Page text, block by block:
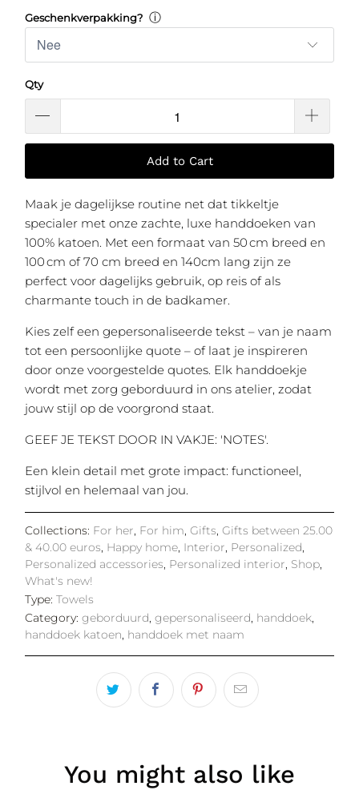
Geschenkverpakking? ⓘ
Qty
Add to Cart
Maak je dagelijkse routine net dat tikkeltje
specialer met onze zachte, luxe handdoeken van
100% katoen. Met een formaat van 50 cm breed en
100 cm of 70 cm breed en 140cm lang zijn ze
perfect voor dagelijks gebruik, op reis of als
charmante touch in de badkamer.
Kies zelf een gepersonaliseerde tekst – van je naam
tot een persoonlijke quote – of laat je inspireren
door onze voorgestelde quotes. Elk handdoekje
wordt met zorg geborduurd in ons atelier, zodat
jouw stijl op de voorgrond staat.
GEEF JE TEKST DOOR IN VAKJE: 'NOTES'.
Een klein detail met grote impact: functioneel,
stijlvol en helemaal van jou.
Collections: For her For him ,Gifts ,Gifts between 25.00
& 40.00 euros Happy home Interior Personalized
Personalized accessories Personalized interior Shop
What's new!
Type: Towels
Category: geborduurd gepersonaliseerd handdoek
handdoek katoen handdoek met naam
You might also like